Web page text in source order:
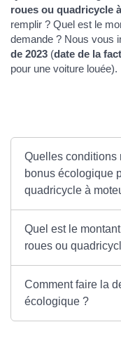
roues ou quadricycle
remplir ? Quel est le
demande ? Nous vous
de 2023 (date de la
pour une voiture louée).
Quelles conditions
bonus écologique
quadricycle à
Quel est le
roues ou
Comment faire la
écologique ?